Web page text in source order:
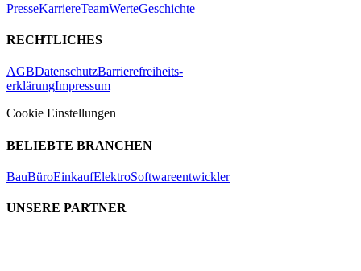
PresseKarriereTeamWerteGeschichte
RECHTLICHES
AGBDatenschutzBarrierefreiheits-
erklärungImpressum
Cookie Einstellungen
BELIEBTE BRANCHEN
BauBüroEinkaufElektroSoftwareentwickler
UNSERE PARTNER